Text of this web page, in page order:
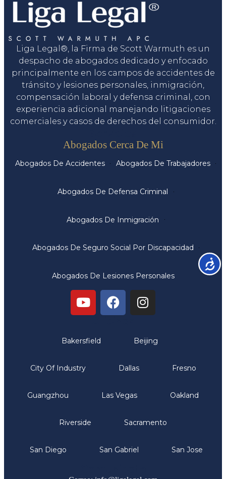
Liga Legal®, la Firma de Scott Warmuth es un
despacho de abogados dedicado y enfocado
principalmente en los campos de accidentes de
tránsito y lesiones personales, inmigración,
compensación laboral y defensa criminal, con
experiencia adicional manejando litigaciones
comerciales y casos de derechos del consumidor.
Abogados Cerca De Mi
Abogados De Accidentes Abogados De Trabajadores
Abogados De Defensa Criminal
Abogados De Inmigración
Abogados De Seguro Social Por Discapacidad
Abogados De Lesiones Personales
Bakersfield Beijing
City Of Industry Dallas Fresno
Guangzhou Las Vegas Oakland
Riverside Sacramento
San Diego San Gabriel San Jose